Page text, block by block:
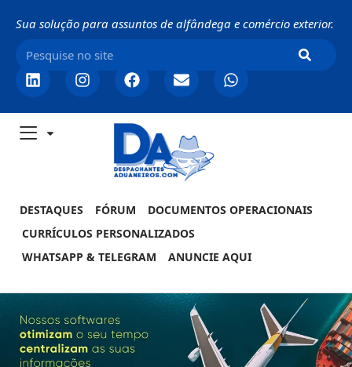
Sua solução para assuntos de alfândega e comércio exterior.
DESTAQUES FÓRUM
DOCUMENTOS OPERACIONAIS
CURRÍCULOS PERSONALIZADOS
WHATSAPP & TELEGRAM
ANUNCIE AQUI